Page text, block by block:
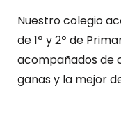
Nuestro colegio
de 1º y 2º de
acompañados de
ganas y la mejor